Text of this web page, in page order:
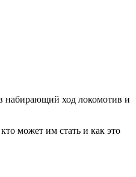
набирающий ход локомотив и
может им стать и как это